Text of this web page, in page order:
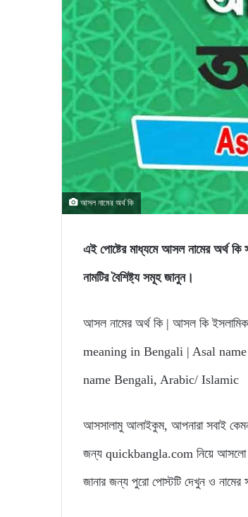
আসল নামের অর্থ কি
এই পোষ্টের মাধ্যমে আসল নামের অর্থ
নামটির বৈশিষ্ট্য সমূহ জানুন।
আসল নামের অর্থ কি | আসল কি
meaning in Bengali | Asal
name Bengali, Arabic/ Islamic
আসসালামু আলাইকুম, আপনারা সবাই
জন্য quickbangla.com নিয়ে আসলো
জানার জন্য পুরো পোস্টটি দেখুন ও